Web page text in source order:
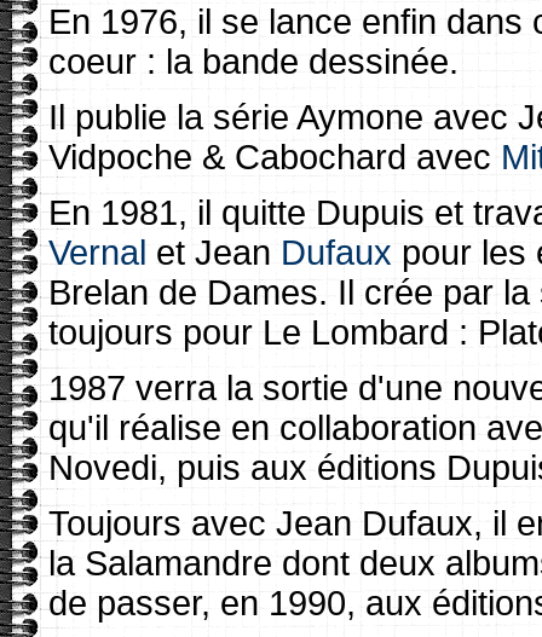
En 1976, il se lance enfin dans
coeur : la bande dessinée.
Il publie la série Aymone avec
Vidpoche & Cabochard avec
En 1981, il quitte Dupuis et
Vernal et Jean Dufaux pour les
Brelan de Dames. Il crée par
toujours pour Le Lombard :
1987 verra la sortie d'une
qu'il réalise en collaboration
Novedi, puis aux éditions
Toujours avec Jean Dufaux, il
la Salamandre dont deux
de passer, en 1990, aux